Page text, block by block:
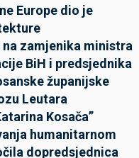
Europe dio je
zamjenika ministra
BiH i predsjednika
županijske
Leutara
Kosača”
humanitarnom
dopredsjednica